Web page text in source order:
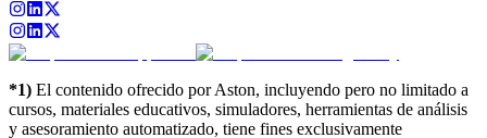
*1) El contenido ofrecido por Aston, incluyendo pero no limitado a
cursos, materiales educativos, simuladores, herramientas de análisis
y asesoramiento automatizado, tiene fines exclusivamente